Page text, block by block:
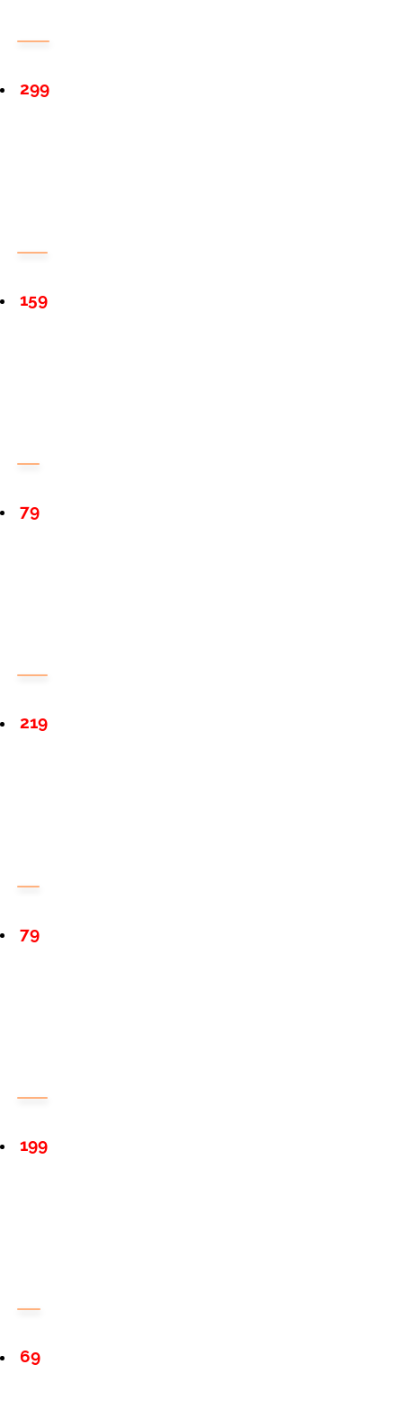
299
159
79
219
79
199
69